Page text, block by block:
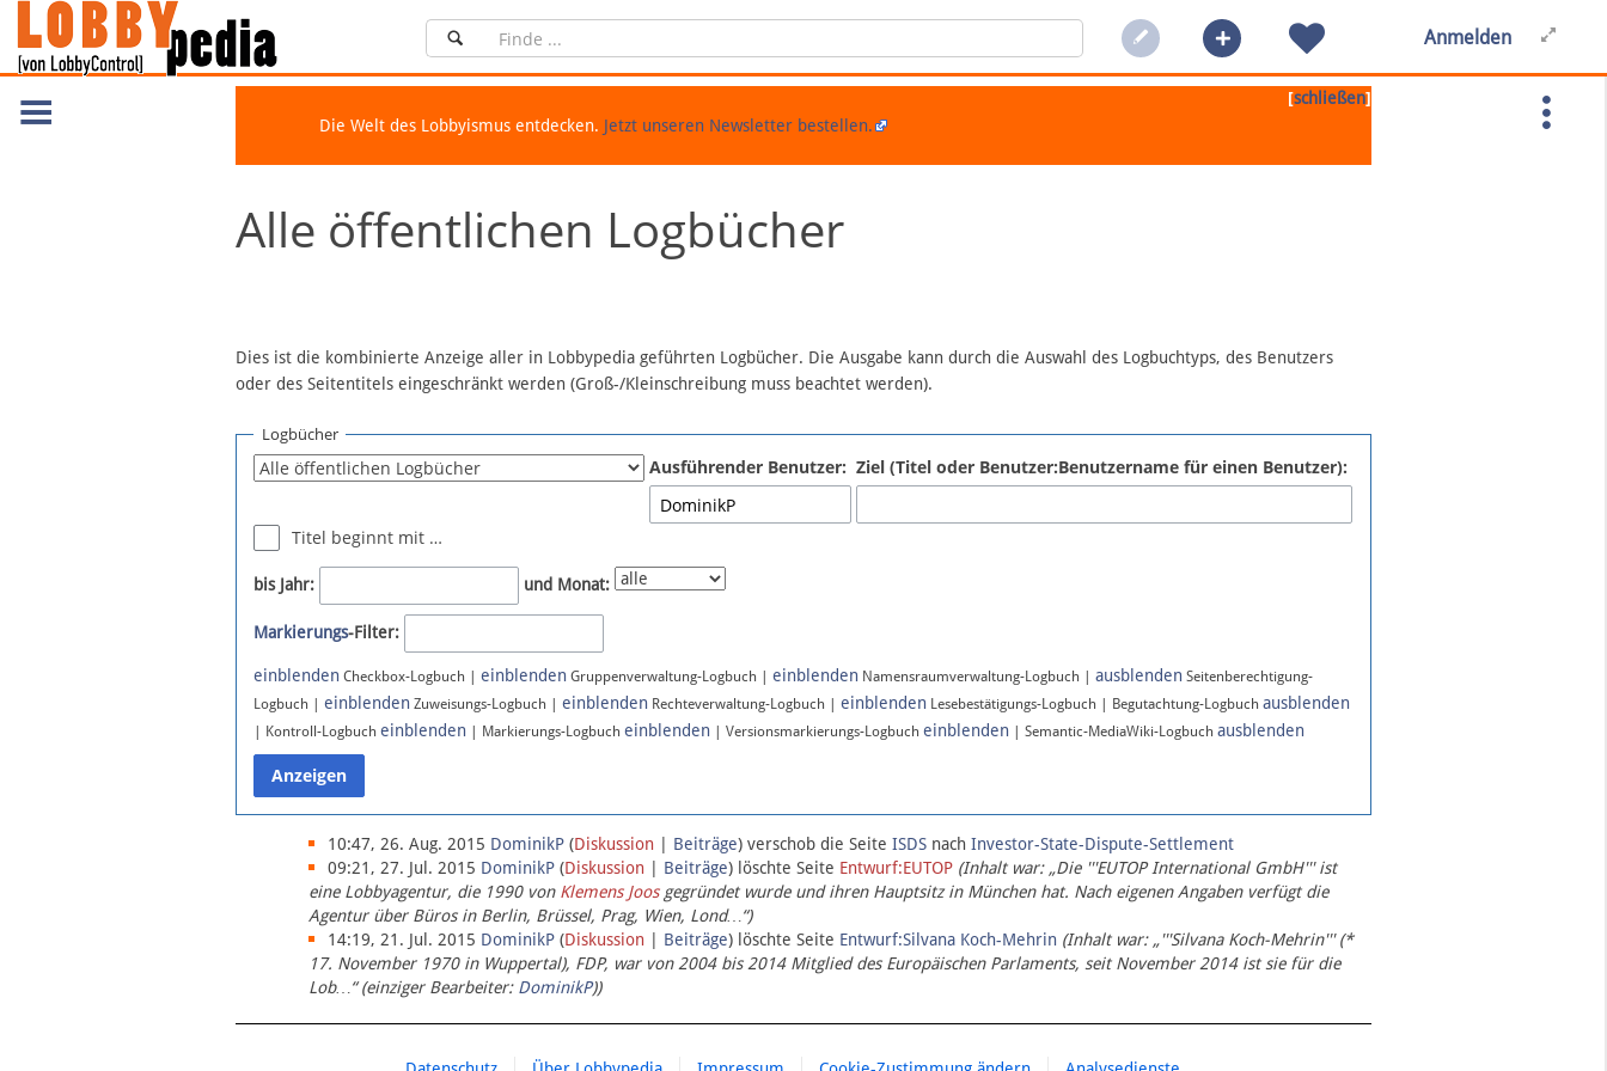
Anmelden
[schließen]
Die Welt des Lobbyismus entdecken. Jetzt unseren Newsletter bestellen.
Alle öffentlichen Logbücher
Dies ist die kombinierte Anzeige aller in Lobbypedia geführten Logbücher. Die Ausgabe kann durch die Auswahl des Logbuchtyps, des Benutzers
oder des Seitentitels eingeschränkt werden (Groß-/Kleinschreibung muss beachtet werden).
Logbücher
Ausführender Benutzer: Ziel (Titel oder Benutzer:Benutzername für einen Benutzer):
Titel beginnt mit …
bis Jahr: und Monat:
Markierungs-Filter:
einblenden Checkbox-Logbuch | einblenden Gruppenverwaltung-Logbuch | einblenden Namensraumverwaltung-Logbuch | ausblenden Seitenberechtigung-
Logbuch | einblenden Zuweisungs-Logbuch | einblenden Rechteverwaltung-Logbuch | einblenden Lesebestätigungs-Logbuch | Begutachtung-Logbuch ausblenden
| Kontroll-Logbuch einblenden | Markierungs-Logbuch einblenden | Versionsmarkierungs-Logbuch einblenden | Semantic-MediaWiki-Logbuch ausblenden
10:47, 26. Aug. 2015 DominikP (Diskussion | Beiträge) verschob die Seite ISDS nach Investor-State-Dispute-Settlement
09:21, 27. Jul. 2015 DominikP (Diskussion | Beiträge) löschte Seite Entwurf:EUTOP (Inhalt war: „Die '''EUTOP International GmbH''' ist
eine Lobbyagentur, die 1990 von Klemens Joosgegründet wurde und ihren Hauptsitz in München hat. Nach eigenen Angaben verfügt die
Agentur über Büros in Berlin, Brüssel, Prag, Wien, Lond…“)
14:19, 21. Jul. 2015 DominikP (Diskussion | Beiträge) löschte Seite Entwurf:Silvana Koch-Mehrin (Inhalt war: „'''Silvana Koch-Mehrin''' (*
17. November 1970 in Wuppertal), FDP, war von 2004 bis 2014 Mitglied des Europäischen Parlaments, seit November 2014 ist sie für die
Lob…“ (einziger Bearbeiter: DominikP))